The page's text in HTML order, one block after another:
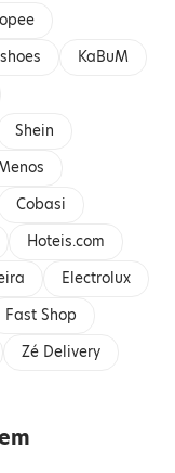
KaBuM
Shein
Cobasi
Hoteis.com
Electrolux
Fast Shop
Zé Delivery